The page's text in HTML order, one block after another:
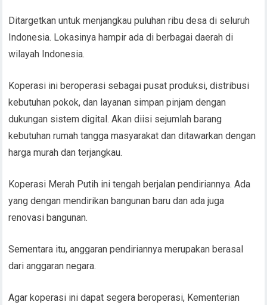
Ditargetkan untuk menjangkau puluhan ribu desa di seluruh
Indonesia. Lokasinya hampir ada di berbagai daerah di
wilayah Indonesia.
Koperasi ini beroperasi sebagai pusat produksi, distribusi
kebutuhan pokok, dan layanan simpan pinjam dengan
dukungan sistem digital. Akan diisi sejumlah barang
kebutuhan rumah tangga masyarakat dan ditawarkan dengan
harga murah dan terjangkau.
Koperasi Merah Putih ini tengah berjalan pendiriannya. Ada
yang dengan mendirikan bangunan baru dan ada juga
renovasi bangunan.
Sementara itu, anggaran pendiriannya merupakan berasal
dari anggaran negara.
Agar koperasi ini dapat segera beroperasi, Kementerian